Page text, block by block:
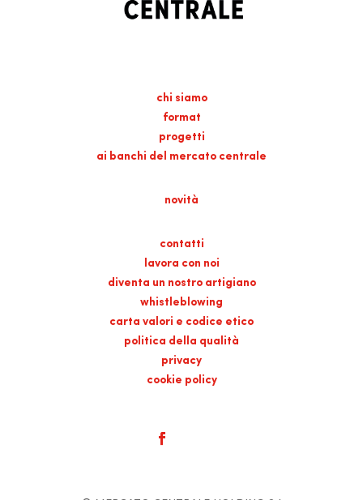
chi siamo
format
progetti
ai banchi del mercato centrale
novità
contatti
lavora con noi
diventa un nostro artigiano
whistleblowing
carta valori e codice etico
politica della qualità
privacy
cookie policy